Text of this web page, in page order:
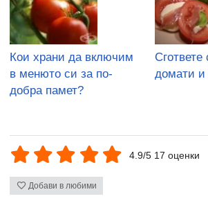
Кои храни да включим
в менюто си за по-
добра памет?
домати
4.9/5 17 оценки
Добави в любими